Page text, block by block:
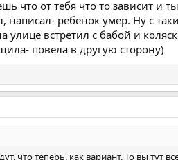
что от тебя что то зависит
написал- ребенок умер. Ну с
улице встретил с бабой и
повела в другую сторону)
что теперь, как вариант. То вы тут